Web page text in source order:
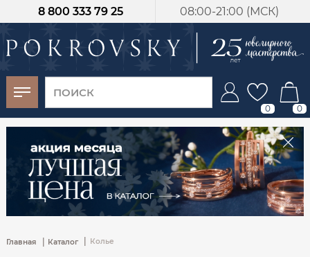
08:00-21:00 (МСК)
8 800 333 79 25
0 0
Главная | Каталог Колье
-30%
от 15 дней с
момента оплаты